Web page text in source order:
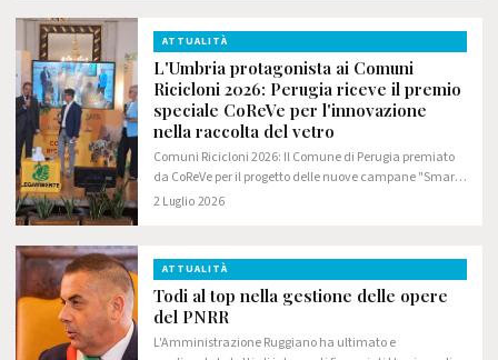
ATTUALITÀ
L'Umbria protagonista ai Comuni
Ricicloni 2026: Perugia riceve il premio
speciale CoReVe per l'innovazione
nella raccolta del vetro
Comuni Ricicloni 2026: Il Comune di Perugia premiato
da CoReVe per il progetto delle nuove campane "Smart
Waste". A Gesenu e al Comune il riconoscimento
2 Luglio 2026
ATTUALITÀ
Todi al top nella gestione delle opere
del PNRR
L'Amministrazione Ruggiano ha ultimato e